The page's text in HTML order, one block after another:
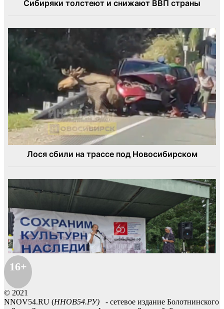
16+
© 2021
NNOV54.RU (ННОВ54.РУ) - сетевое издание Болотнинского